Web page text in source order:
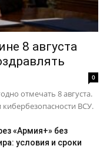
8 августа
0
отмечать 8 августа.
ВСУ.
«Армия+» без
условия и сроки